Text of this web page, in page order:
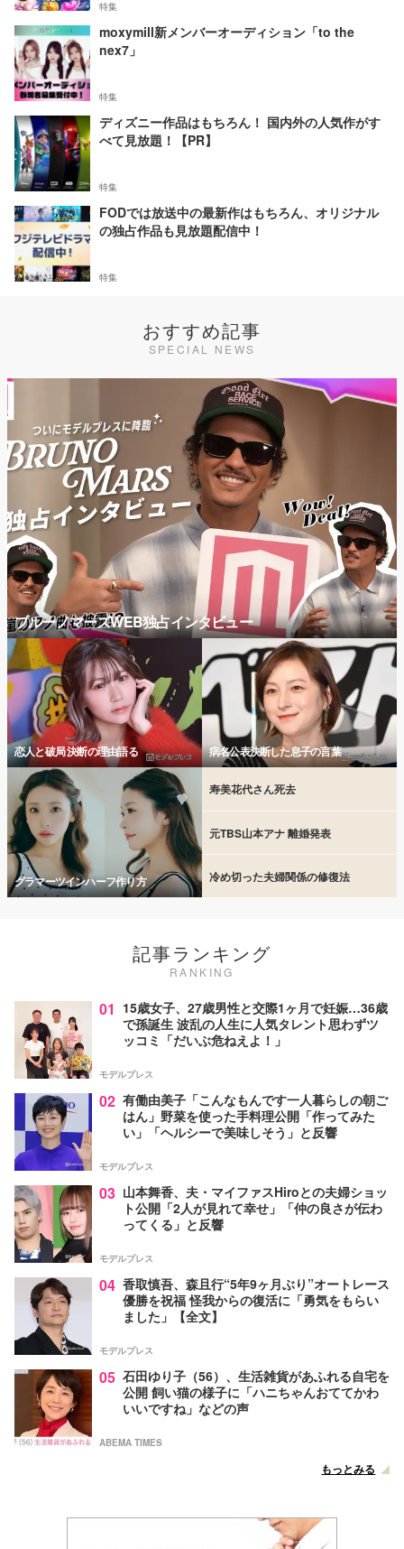
特集
moxymill新メンバーオーディション「to the
nex7」
特集
ディズニー作品はもちろん！ 国内外の人気作がす
べて見放題！【PR】
特集
FODでは放送中の最新作はもちろん、オリジナル
の独占作品も見放題配信中！
特集
おすすめ記事
SPECIAL NEWS
ブルーノマーズWEB独占インタビュー
恋人と破局 決断の理由語る 病名公表決断した息子の言葉
グラマーツインハーフ作り方
寿美花代さん死去
元TBS山本アナ 離婚発表
冷め切った夫婦関係の修復法
記事ランキング
RANKING
01 15歳女子、27歳男性と交際1ヶ月で妊娠…36歳
で孫誕生 波乱の人生に人気タレント思わずツ
ッコミ「だいぶ危ねえよ！」
モデルプレス
02 有働由美子「こんなもんです一人暮らしの朝ご
はん」野菜を使った手料理公開「作ってみた
い」「ヘルシーで美味しそう」と反響
モデルプレス
03 山本舞香、夫・マイファスHiroとの夫婦ショッ
ト公開「2人が見れて幸せ」「仲の良さが伝わ
ってくる」と反響
モデルプレス
04 香取慎吾、森且行“5年9ヶ月ぶり”オートレース
優勝を祝福 怪我からの復活に「勇気をもらい
ました」【全文】
モデルプレス
05 石田ゆり子（56）、生活雑貨があふれる自宅を
公開 飼い猫の様子に「ハニちゃんおててかわ
いいですね」などの声
ABEMA TIMES
もっとみる